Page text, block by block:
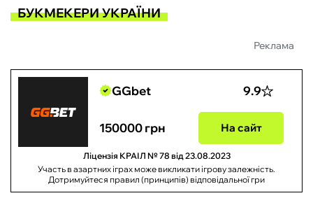
БУКМЕКЕРИ УКРАЇНИ
Реклама
GGbet 9.9
150000 грн На сайт
Ліцензія КРАІЛ № 78 від 23.08.2023
Участь в азартних іграх може викликати ігрову залежність.
Дотримуйтеся правил (принципів) відповідальної гри